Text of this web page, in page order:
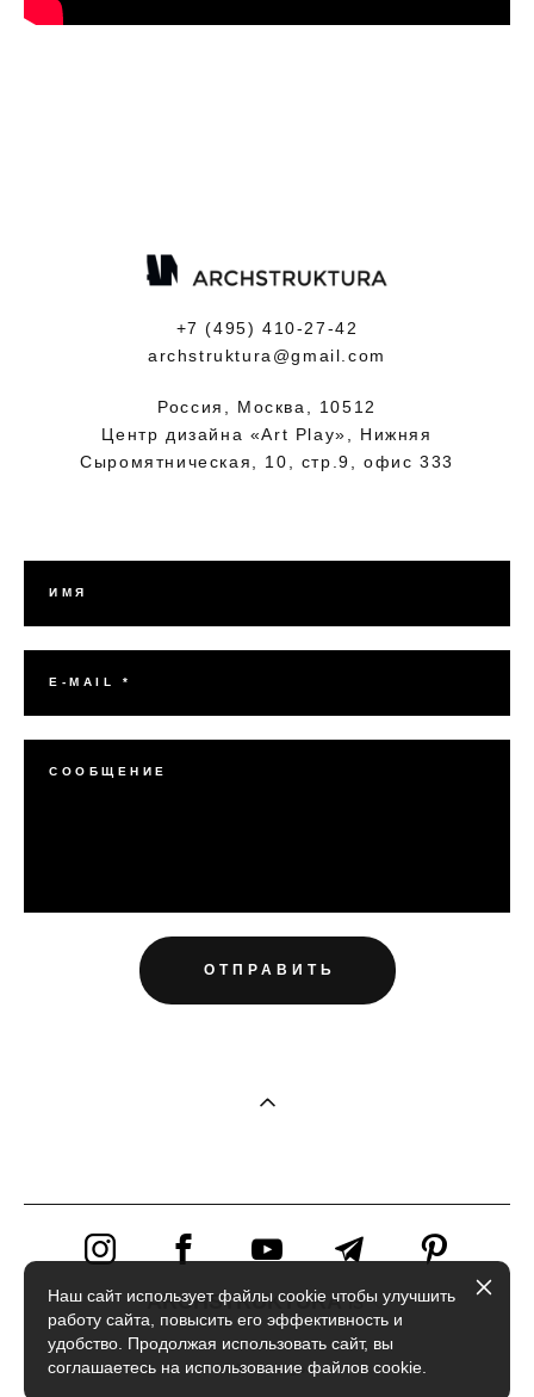
+7 (495) 410-27-42
archstruktura@gmail.com
Россия, Москва, 10512
Центр дизайна «Art Play», Нижняя
Сыромятническая, 10, стр.9, офис 333
ИМЯ
E-MAIL *
СООБЩЕНИЕ
ОТПРАВИТЬ
ARCHSTRUKTURAis ♡
сайт от vigbo
Наш сайт использует файлы cookie чтобы улучшить
работу сайта, повысить его эффективность и
удобство. Продолжая использовать сайт, вы
соглашаетесь на использование файлов cookie.